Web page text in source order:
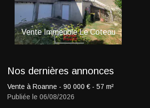
VenteImmeubleLe Coteau
330 000
Nos dernières annonces
Vente à Roanne - 90 000 € - 57 m²
Publiée le 06/08/2026